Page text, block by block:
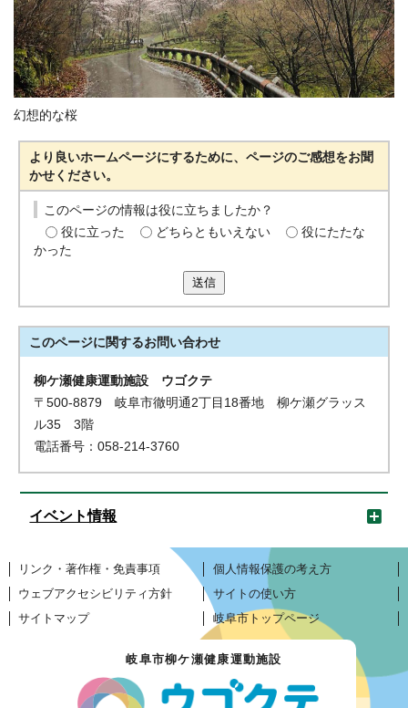
幻想的な桜
より良いホームページにするために、ページのご感想をお聞
かせください。
このページの情報は役に立ちましたか？
役に立った
どちらともいえない
役にたたな
かった
送信
このページに関するお問い合わせ
柳ケ瀬健康運動施設 ウゴクテ
〒500-8879 岐阜市徹明通2丁目18番地 柳ケ瀬グラッス
ル35 3階
電話番号：058-214-3760
イベント情報
リンク・著作権・免責事項
個人情報保護の考え方
ウェブアクセシビリティ方針
サイトの使い方
サイトマップ
岐阜市トップページ
岐阜市柳ケ瀬健康運動施設